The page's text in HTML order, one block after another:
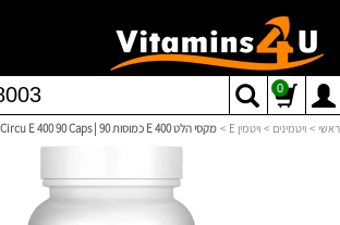
המרכזי
0
ראשי > ויטמינים > ויטמין E > מקסי הלט E 400 כמוסות 90 | MAXI HEALTH Circu E 400 90 Caps